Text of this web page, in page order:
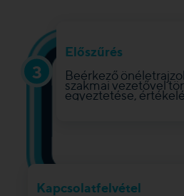
3
Előszűrés
Beérkező
szakmai vezetővel
egyeztetése,
Kapcsolatfelvétel